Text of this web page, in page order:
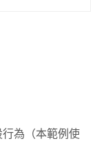
為（本範例使